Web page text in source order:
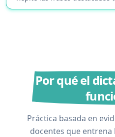
Por qué el
Práctica basada en
docentes que